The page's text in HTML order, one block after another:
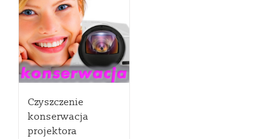
Czyszczenie
konserwacja
projektora